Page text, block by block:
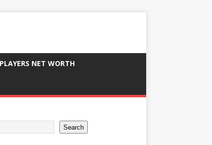
PLAYERS NET WORTH
Search